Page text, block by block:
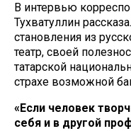
В интервью
Тухватуллин
становления из
театр, своей
татарской
страхе возможной
«Если человек
себя и в другой